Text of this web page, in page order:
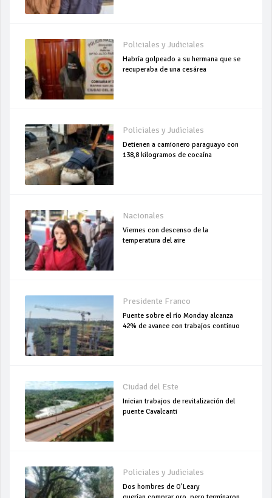
Policiales y Judiciales
Habría golpeado a su hermana que se
recuperaba de una cesárea
Policiales y Judiciales
Detienen a camionero paraguayo con
138,8 kilogramos de cocaína
Nacionales
Viernes con descenso de la
temperatura del aire
Presidente Franco
Puente sobre el río Monday alcanza
42% de avance con trabajos continuo
Ciudad del Este
Inician trabajos de revitalización del
puente Cavalcanti
Policiales y Judiciales
Dos hombres de O’Leary